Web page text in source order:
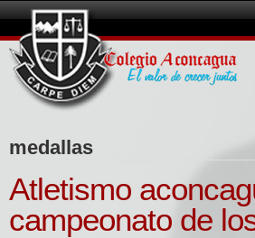
medallas
Atletismo
campeonato de